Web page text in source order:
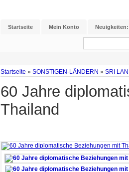
Startseite Mein Konto Neuigkeiten:
Startseite » SONSTIGEN-LÄNDERN » SRI
60 Jahre
Thailand